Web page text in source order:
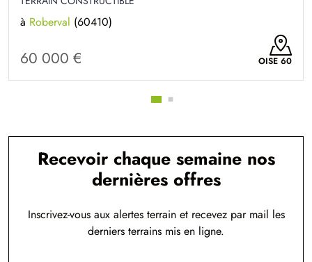
à Roberval (60410)
60 000 € OISE 60
Recevoir chaque semaine nos
dernières offres
Inscrivez-vous aux alertes terrain et recevez par mail les
derniers terrains mis en ligne.